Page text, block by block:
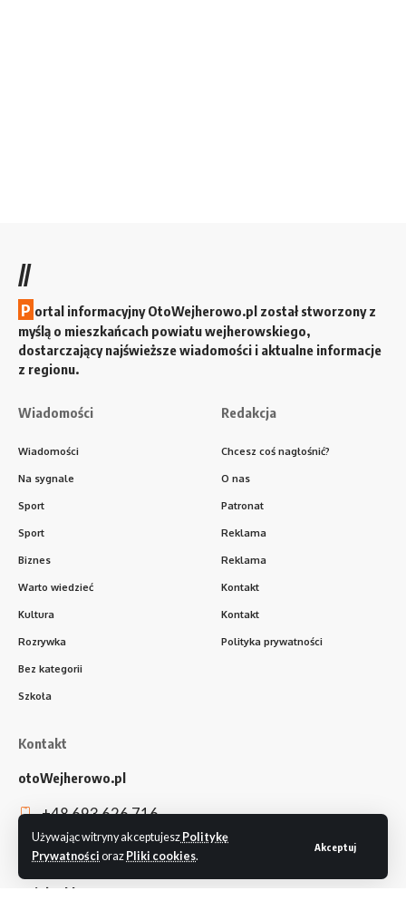
Używając witryny akceptujesz Politykę
Prywatności oraz Pliki cookies.
Akceptuj
//
P ortal informacyjny OtoWejherowo.pl został stworzony z
myślą o mieszkańcach powiatu wejherowskiego,
dostarczający najświeższe wiadomości i aktualne informacje
z regionu.
Wiadomości
Wiadomości
Na sygnale
Sport
Sport
Biznes
Warto wiedzieć
Kultura
Rozrywka
Bez kategorii
Szkoła
Redakcja
Chcesz coś nagłośnić?
O nas
Patronat
Reklama
Reklama
Kontakt
Kontakt
Polityka prywatności
Kontakt
otoWejherowo.pl
+48 693 626 716
redakcja@otowejherowo.pl
Dział reklamy